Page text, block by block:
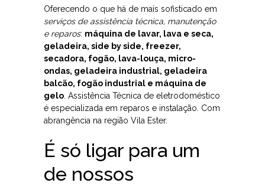
Oferecendo o que há de mais sofisticado em
serviços de assistência técnica, manutenção
e reparos: máquina de lavar, lava e seca,
geladeira, side by side, freezer,
secadora, fogão, lava-louça, micro-
ondas, geladeira industrial, geladeira
balcão, fogão industrial e máquina de
gelo. Assistência Técnica de eletrodoméstico
é especializada em reparos e instalação. Com
abrangência na região Vila Ester.
É só ligar para um
de nossos